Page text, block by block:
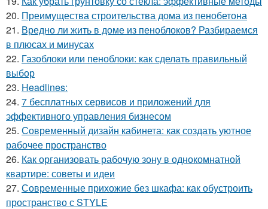
20. Преимущества строительства дома из пенобетона
21. Вредно ли жить в доме из пеноблоков? Разбираемся
в плюсах и минусах
22. Газоблоки или пеноблоки: как сделать правильный
выбор
23. Headlines:
24. 7 бесплатных сервисов и приложений для
эффективного управления бизнесом
25. Современный дизайн кабинета: как создать уютное
рабочее пространство
26. Как организовать рабочую зону в однокомнатной
квартире: советы и идеи
27. Современные прихожие без шкафа: как обустроить
пространство с STYLE